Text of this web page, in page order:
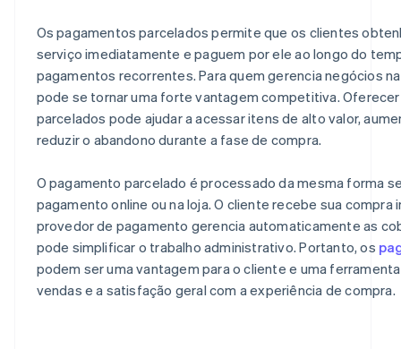
Os pagamentos parcelados permite que os clientes
serviço imediatamente e paguem por ele ao longo do
pagamentos recorrentes. Para quem gerencia negócios
pode se tornar uma forte vantagem competitiva.
parcelados pode ajudar a acessar itens de alto valor,
reduzir o abandono durante a fase de compra.
O pagamento parcelado é processado da mesma forma
pagamento online ou na loja. O cliente recebe sua compra
provedor de pagamento gerencia automaticamente as
pode simplificar o trabalho administrativo. Portanto, os
podem ser uma vantagem para o cliente e uma
vendas e a satisfação geral com a experiência de compra.